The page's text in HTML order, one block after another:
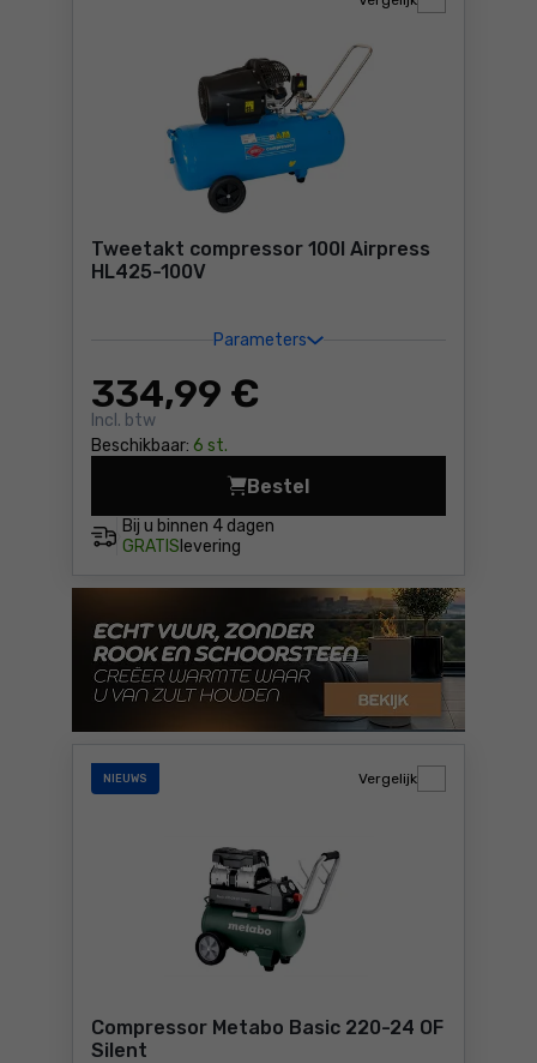
Tweetakt compressor 100l Airpress
HL425-100V
Parameters
334,99 €
Incl. btw
Beschikbaar: 6 st.
Bij u binnen 4 dagen
GRATIS levering
Bestel
Tweetakt compressor 100l
NIEUWS
Compressor Metabo Basic 220-24 OF
Silent
Vergelijk